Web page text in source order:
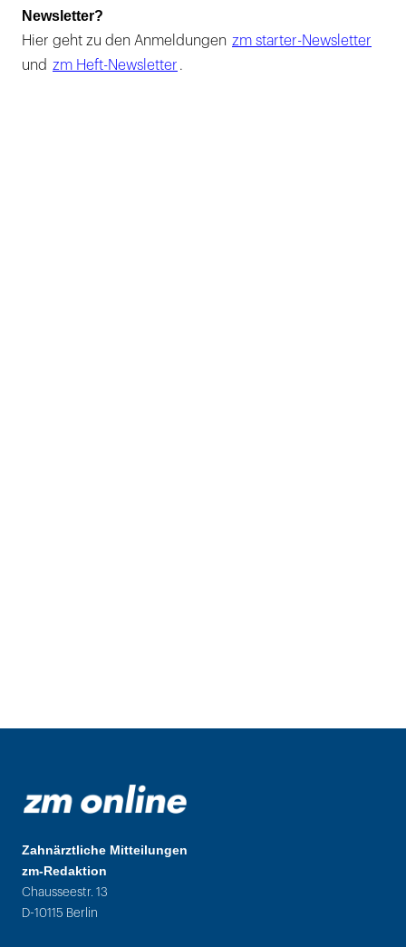
Newsletter?
Hier geht zu den Anmeldungen zm starter-Newsletter
und zm Heft-Newsletter .
Zahnärztliche Mitteilungen
zm-Redaktion
Chausseestr. 13
D-10115 Berlin